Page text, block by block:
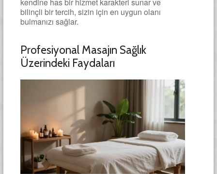
kendine has bir hizmet karakteri sunar ve
bilinçli bir tercih, sizin için en uygun olanı
bulmanızı sağlar.
Profesiyonal Masajın Sağlık
Üzerindeki Faydaları